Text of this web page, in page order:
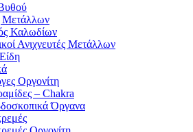
Μετάλλων
Καλωδίων
Ανιχνευτές Μετάλλων
Οργονίτη
– Chakra
Όργανα